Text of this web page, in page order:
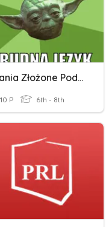
Zdania Złożone Podrzędnie
10 P 6th - 8th